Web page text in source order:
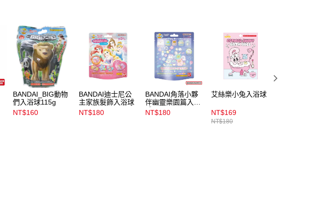
BANDAI_BIG動物
們入浴球115g
NT$160
BANDAI迪士尼公
主家族髮飾入浴球
NT$180
BANDAI角落小夥
伴幽靈樂園篇入浴
球
NT$180
艾絲樂小兔入浴球
NT$169
NT$180